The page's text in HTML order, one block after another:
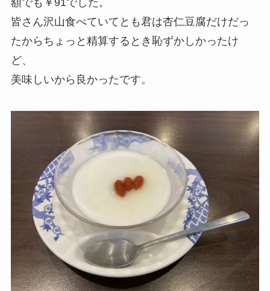
皆さん沢山食べていてとも君は杏仁豆腐だけだっ
たからちょっと精算するとき恥ずかしかったけ
ど、
美味しいから良かったです。